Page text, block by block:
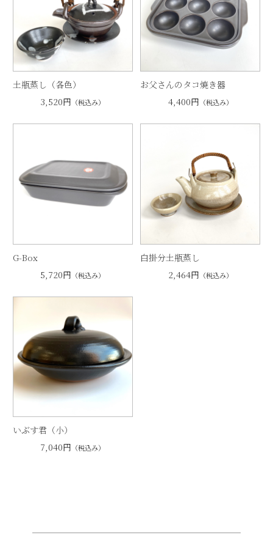
土瓶蒸し（各色）
3,520円 （税込み）
お父さんのタコ焼き器
4,400円 （税込み）
G-Box
5,720円 （税込み）
白掛分土瓶蒸し
2,464円 （税込み）
いぶす君（小）
7,040円 （税込み）